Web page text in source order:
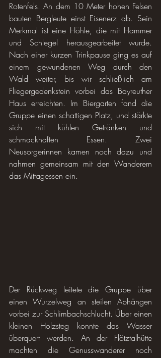
Rotenfels. An dem 10 Meter hohen Felsen
bauten Bergleute einst Eisenerz ab. Sein
Merkmal ist eine Höhle, die mit Hammer
und Schlegel herausgearbeitet wurde.
Nach einer kurzen Trinkpause ging es auf
einem gewundenen Weg durch den
Wald weiter, bis wir schließlich am
Fliegergedenkstein vorbei das Bayreuther
Haus erreichten. Im Biergarten fand die
Gruppe einen schattigen Platz, und stärkte
sich mit kühlen Getränken und
schmackhaften Essen. Zwei
Neusorgerinnen kamen noch dazu und
nahmen gemeinsam mit den Wanderern
das Mittagessen ein.
Der Rückweg leitete die Gruppe über
einen Wurzelweg an steilen Abhängen
vorbei zur Schlimbachschlucht. Über einen
kleinen Holzsteg konnte das Wasser
überquert werden. An der Flötztalhütte
machten die Genusswanderer noch